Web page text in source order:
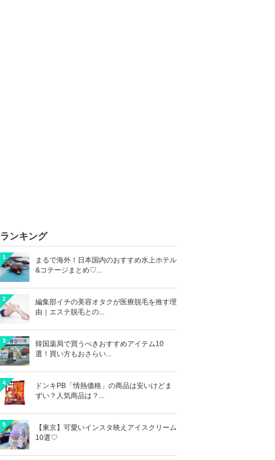
ランキング
1
まるで海外！日本国内のおすすめ水上ホテル
&コテージまとめ♡...
2
編集部イチの美容オタクが医療脱毛を推す理
由｜エステ脱毛との...
3
韓国薬局で買うべきおすすめアイテム10
選！買い方もおさらい...
4
ドンキPB「情熱価格」の商品は安いけどま
ずい？人気商品は？...
5
【東京】可愛いインスタ映えアイスクリーム
10選♡